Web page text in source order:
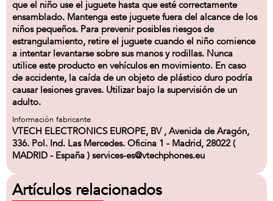
que el niño use el juguete hasta que esté correctamente
ensamblado. Mantenga este juguete fuera del alcance de los
niños pequeños. Para prevenir posibles riesgos de
estrangulamiento, retire el juguete cuando el niño comience
a intentar levantarse sobre sus manos y rodillas. Nunca
utilice este producto en vehículos en movimiento. En caso
de accidente, la caída de un objeto de plástico duro podría
causar lesiones graves. Utilizar bajo la supervisión de un
adulto.
Información fabricante
VTECH ELECTRONICS EUROPE, BV , Avenida de Aragón,
336. Pol. Ind. Las Mercedes. Oficina 1 - Madrid, 28022 (
MADRID - España ) services-es@vtechphones.eu
Artículos relacionados